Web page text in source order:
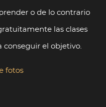
o de lo contrario
las clases
conseguir el objetivo.
fotos